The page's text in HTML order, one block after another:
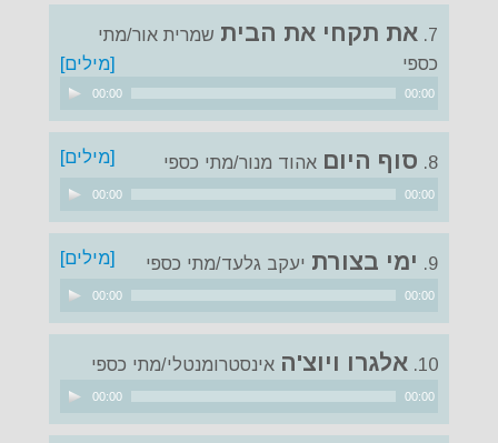
7. את תקחי את הבית שמרית אור/מתי
כספי
[מילים]
נגן
אודיו
00:00 00:00
8. סוף היום אהוד מנור/מתי כספי
[מילים]
נגן
אודיו
00:00 00:00
9. ימי בצורת יעקב גלעד/מתי כספי
[מילים]
נגן
אודיו
00:00 00:00
10. אלגרו ויוצ'ה אינסטרומנטלי/מתי כספי
נגן
אודיו
00:00 00:00